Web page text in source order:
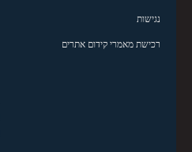
נגישות
רכישת מאמרי קידום אתרים